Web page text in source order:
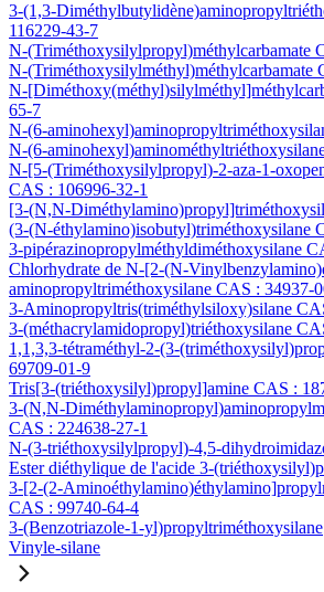
3-(1,3-
116229-43-7
N-(Triméthoxysilylpropyl)méthylcarbamate
N-(Triméthoxysilylméthyl)méthylcarbamate
N-
65-7
N-(6-
N-(6-
N-[5-(Triméthoxysilylpropyl)-2-aza-1-
CAS : 106996-32-1
[3-(N,N-
(3-(N-éthylamino)isobutyl)triméthoxysilane
3-pipérazinopropylméthyldiméthoxysilane
Chlorhydrate de N-[2-(N-
aminopropyltriméthoxysilane CAS : 34937-
3-Aminopropyltris(triméthylsiloxy)silane
3-(méthacrylamidopropyl)triéthoxysilane
1,1,3,3-tétraméthyl-2-(3-
69709-01-9
Tris[3-(triéthoxysilyl)propyl]amine CAS :
3-(N,N-
CAS : 224638-27-1
N-(3-triéthoxysilylpropyl)-4,5-
Ester diéthylique de l'acide 3-
3-[2-(2-
CAS : 99740-64-4
3-(Benzotriazole-1-yl)propyltriméthoxysilane
Vinyle-silane